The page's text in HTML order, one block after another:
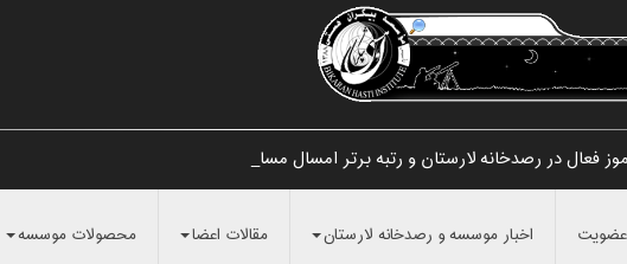
فعال در رصدخانه لارستان و رتبه برتر امسال مسابقات_
اخبار موسسه و رصدخانه لارستان مقالات اعضا محصولات موسسه